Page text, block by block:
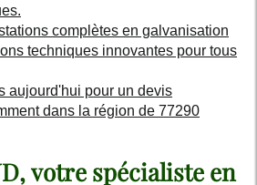
complètes en galvanisation
techniques innovantes pour tous
aujourd'hui pour un devis
dans la région de 77290
votre spécialiste en